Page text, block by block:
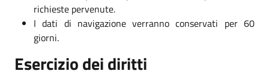
richieste pervenute.
I dati di navigazione verranno conservati per 60
giorni.
Esercizio dei diritti